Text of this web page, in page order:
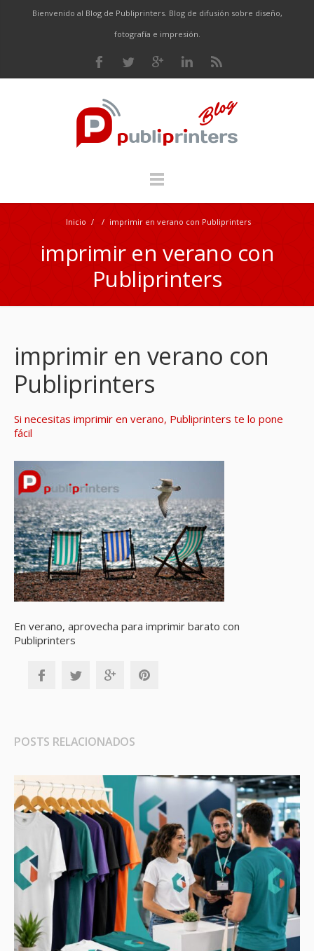
Bienvenido al Blog de Publiprinters. Blog de difusión sobre diseño,
fotografía e impresión.
Inicio / / imprimir en verano con Publiprinters
imprimir en verano con
Publiprinters
imprimir en verano con
Publiprinters
Si necesitas imprimir en verano, Publiprinters te lo pone
fácil
En verano, aprovecha para imprimir barato con
Publiprinters
POSTS RELACIONADOS